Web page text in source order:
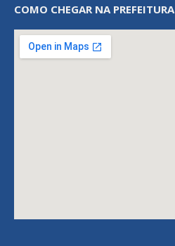
COMO CHEGAR NA PREFEITURA